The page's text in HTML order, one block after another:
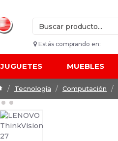
Estás comprando en:
JUGUETES MUEBLES
Tecnología Computación